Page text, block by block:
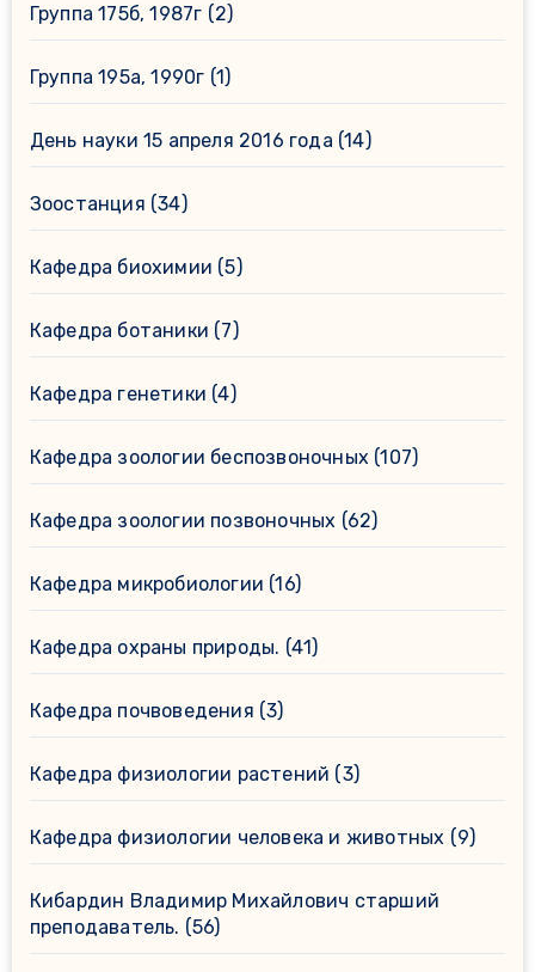
Группа 175б, 1987г (2)
Группа 195а, 1990г (1)
День науки 15 апреля 2016 года (14)
Зоостанция (34)
Кафедра биохимии (5)
Кафедра ботаники (7)
Кафедра генетики (4)
Кафедра зоологии беспозвоночных (107)
Кафедра зоологии позвоночных (62)
Кафедра микробиологии (16)
Кафедра охраны природы. (41)
Кафедра почвоведения (3)
Кафедра физиологии растений (3)
Кафедра физиологии человека и животных (9)
Кибардин Владимир Михайлович старший
преподаватель. (56)